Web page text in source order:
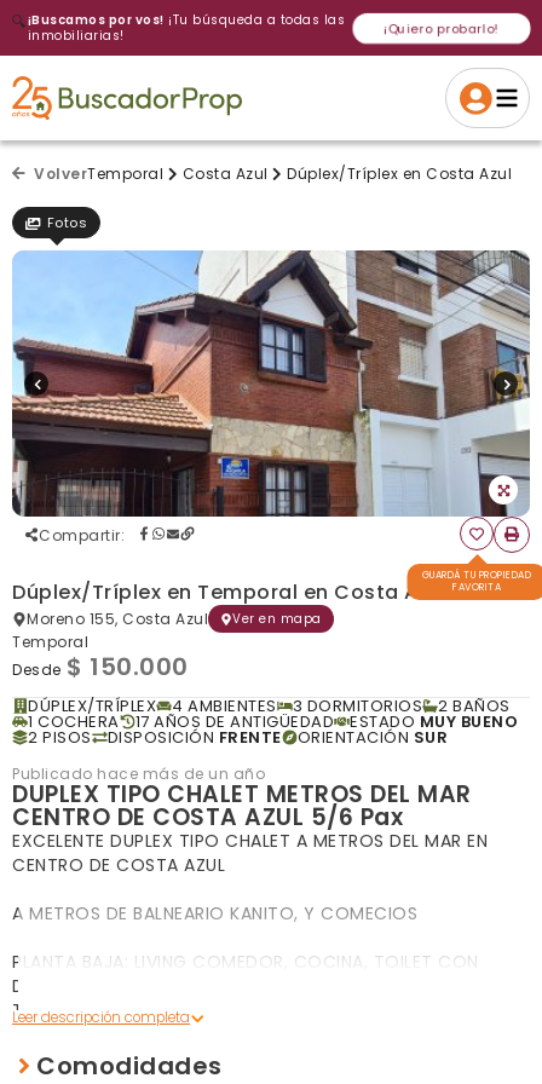
🔍¡Buscamos por vos! ¡Tu búsqueda a todas las
inmobiliarias!
¡Quiero probarlo!
Cancelar Si, eliminar
Gracias
Volver a intentar
Crear alerta
¡Si, enviar a todos!
VolverTemporal Costa Azul Dúplex/Tríplex en Costa Azul
Fotos
Compartir:
GUARDÁ TU PROPIEDAD
FAVORITA
Dúplex/Tríplex en Temporal en Costa Azul
Moreno 155, Costa Azul Ver en mapa
Temporal
Desde $ 150.000
DÚPLEX/TRÍPLEX 4 AMBIENTES 3 DORMITORIOS 2 BAÑOS
1 COCHERA 17 AÑOS DE ANTIGÜEDAD ESTADO MUY BUENO
2 PISOS DISPOSICIÓN FRENTE ORIENTACIÓN SUR
Publicado hace más de un año
DUPLEX TIPO CHALET METROS DEL MAR
CENTRO DE COSTA AZUL 5/6 Pax
EXCELENTE DUPLEX TIPO CHALET A METROS DEL MAR EN
CENTRO DE COSTA AZUL
A METROS DE BALNEARIO KANITO, Y COMECIOS
PLANTA BAJA: LIVING COMEDOR, COCINA, TOILET CON
DUCHA, Y 1 DORMITORIO, PATIO CON PARRILLA Y COCHERA
TECHADA
PLANTA ALTA : DOS DORMITORIOS CON PLACARD, AMPLIO
Comodidades